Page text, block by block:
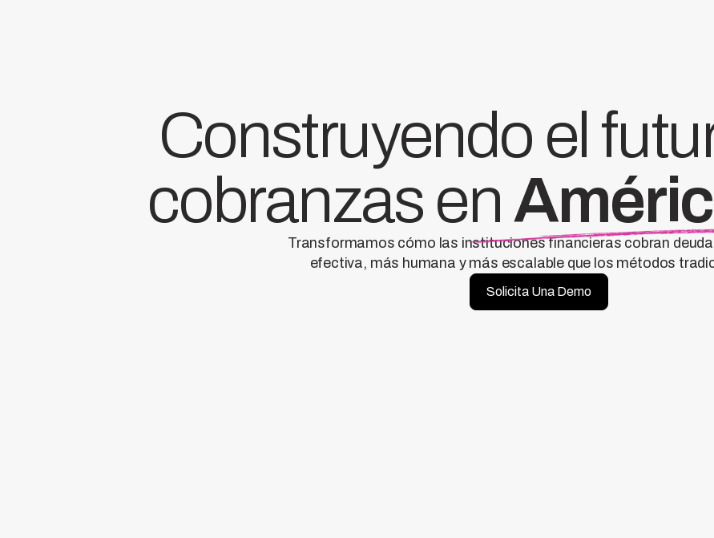
Construyendo el
cobranzas en
Transformamos cómo las instituciones financieras cobran
efectiva, más humana y más escalable que los métodos
Solicita Una Demo